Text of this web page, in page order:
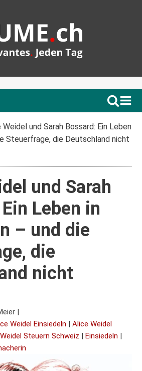
Weidel und Sarah Bossard: Ein Leben
Steuerfrage, die Deutschland nicht
und Sarah
Leben in
– und die
die
nicht
|
Weidel Einsiedeln | Alice Weidel
Steuern Schweiz | Einsiedeln |